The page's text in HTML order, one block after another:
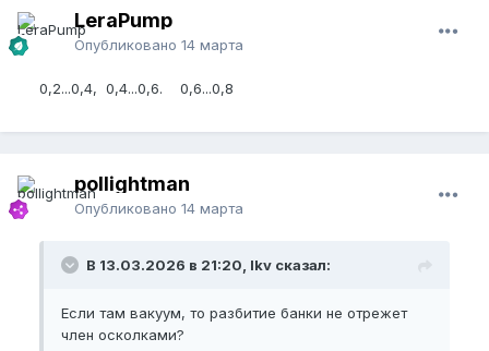
LeraPump
Опубликовано 14 марта
0,2...0,4, 0,4...0,6. 0,6...0,8
pollightman
Опубликовано 14 марта
В 13.03.2026 в 21:20, lkv сказал:
Если там вакуум, то разбитие банки не отрежет
член осколками?